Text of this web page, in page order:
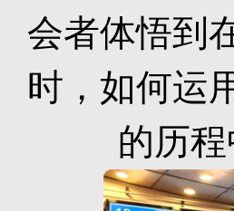
会者体悟到
时，如何运
的历